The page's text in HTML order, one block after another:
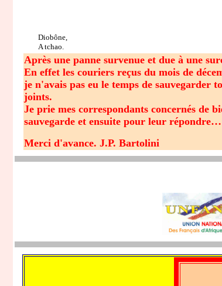
Diobône,
A tchao.
Après une panne survenue et due à une
En effet les couriers reçus du mois de
je n'avais pas eu le temps de sauvegarder
joints.
Je prie mes correspondants concernés de
sauvegarde et ensuite pour leur
Merci d'avance. J.P. Bartolini